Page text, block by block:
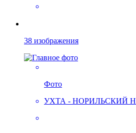
38 изображения
Фото
УХТА - НОРИЛЬСКИЙ